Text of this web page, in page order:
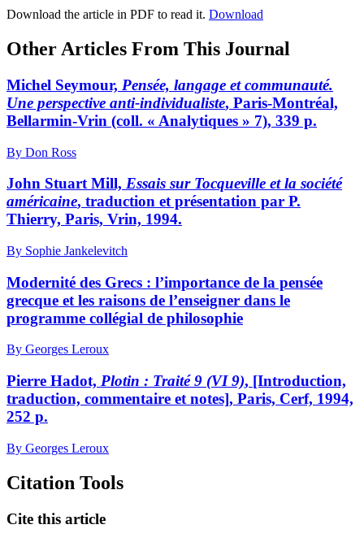
Download the article in PDF to read it. Download
Other Articles From This Journal
Michel Seymour, Pensée, langage et communauté.
Une perspective anti-individualiste, Paris-Montréal,
Bellarmin-Vrin (coll. « Analytiques » 7), 339 p.
By Don Ross
John Stuart Mill, Essais sur Tocqueville et la société
américaine, traduction et présentation par P.
Thierry, Paris, Vrin, 1994.
By Sophie Jankelevitch
Modernité des Grecs : l’importance de la pensée
grecque et les raisons de l’enseigner dans le
programme collégial de philosophie
By Georges Leroux
Pierre Hadot, Plotin : Traité 9 (VI 9), [Introduction,
traduction, commentaire et notes], Paris, Cerf, 1994,
252 p.
By Georges Leroux
Citation Tools
Cite this article